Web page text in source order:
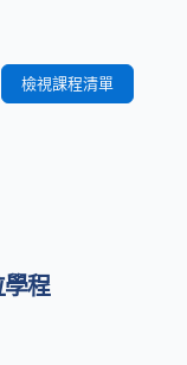
檢視課程清單
程